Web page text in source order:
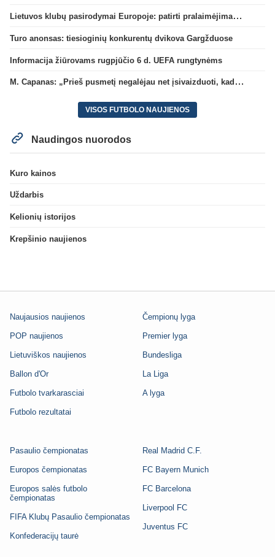
Lietuvos klubų pasirodymai Europoje: patirti pralaimėjimai Kroatijos atstovams
Turo anonsas: tiesioginių konkurentų dvikova Gargžduose
Informacija žiūrovams rugpjūčio 6 d. UEFA rungtynėms
M. Capanas: „Prieš pusmetį negalėjau net įsivaizduoti, kad žaisime prieš „Hajduk“
VISOS FUTBOLO NAUJIENOS
Naudingos nuorodos
Kuro kainos
Uždarbis
Kelionių istorijos
Krepšinio naujienos
Naujausios naujienos
POP naujienos
Lietuviškos naujienos
Ballon d'Or
Futbolo tvarkarasciai
Futbolo rezultatai
Čempionų lyga
Premier lyga
Bundesliga
La Liga
A lyga
Pasaulio čempionatas
Europos čempionatas
Europos salės futbolo
čempionatas
FIFA Klubų Pasaulio čempionatas
Konfederacijų taurė
Real Madrid C.F.
FC Bayern Munich
FC Barcelona
Liverpool FC
Juventus FC